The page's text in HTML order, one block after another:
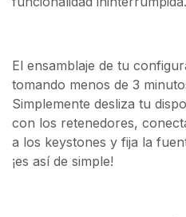
El ensamblaje de tu
tomando menos de 3
Simplemente desliza tu
con los retenedores,
a los keystones y fija la
¡es así de simple!